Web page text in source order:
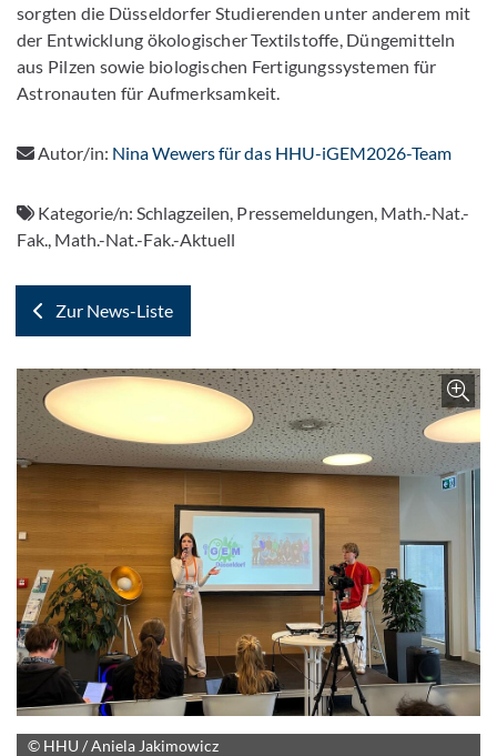
sorgten die Düsseldorfer Studierenden unter anderem mit
der Entwicklung ökologischer Textilstoffe, Düngemitteln
aus Pilzen sowie biologischen Fertigungssystemen für
Astronauten für Aufmerksamkeit.
Autor/in: Nina Wewers für das HHU-iGEM2026-Team
Kategorie/n: Schlagzeilen, Pressemeldungen, Math.-Nat.-
Fak., Math.-Nat.-Fak.-Aktuell
Zur News-Liste
© HHU / Aniela Jakimowicz